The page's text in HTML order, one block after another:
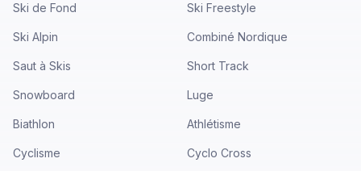
Ski de Fond Ski Freestyle
Ski Alpin Combiné Nordique
Saut à Skis Short Track
Snowboard Luge
Biathlon Athlétisme
Cyclisme Cyclo Cross